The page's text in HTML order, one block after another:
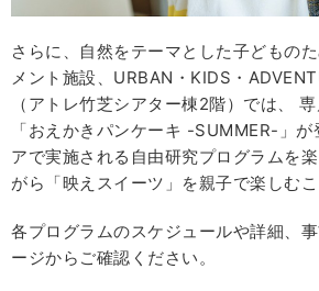
さらに、自然をテーマとした子どもの
メント施設、URBAN・KIDS・
（アトレ竹芝シアター棟2階）では、
「おえかきパンケーキ -SUMMER-」が
アで実施される自由研究プログラムを
がら「映えスイーツ」を親子で楽しむこ
各プログラムのスケジュールや詳細、
ージからご確認ください。